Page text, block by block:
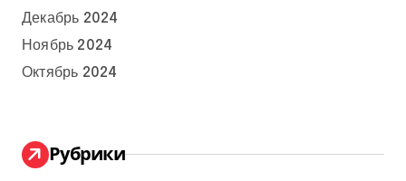
Декабрь 2024
Ноябрь 2024
Октябрь 2024
Рубрики